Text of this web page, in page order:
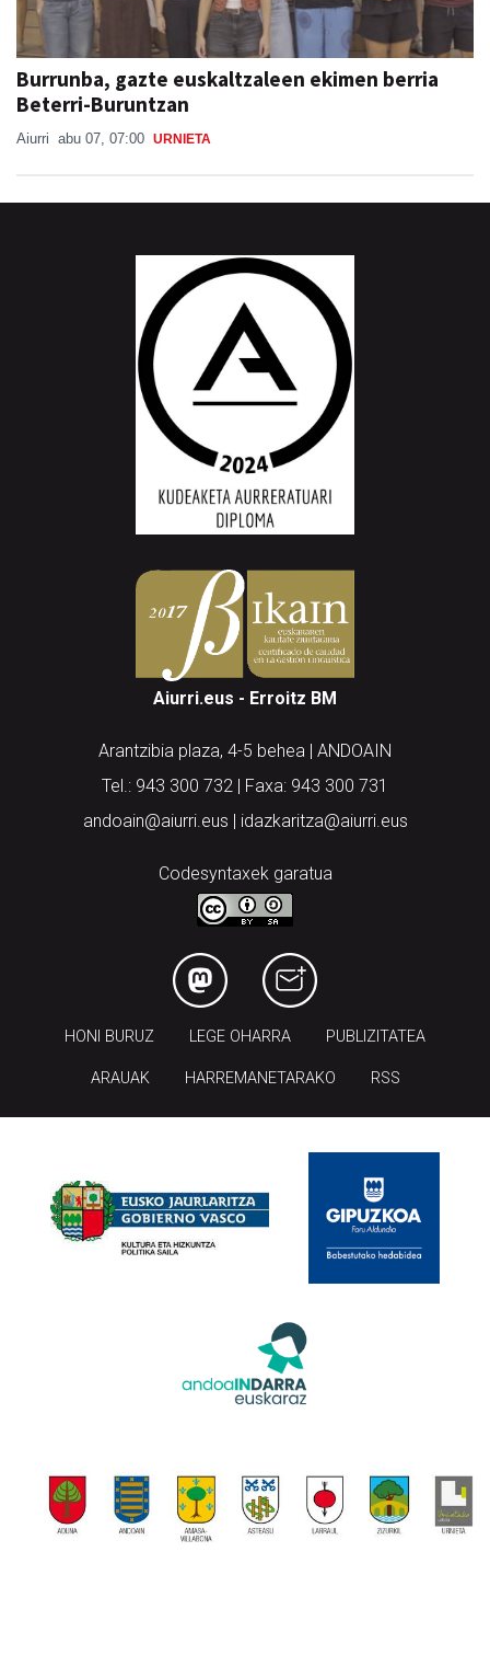
Burrunba, gazte euskaltzaleen ekimen berria
Beterri-Buruntzan
Aiurri abu 07, 07:00 URNIETA
Aiurri.eus - Erroitz BM
Arantzibia plaza, 4-5 behea | ANDOAIN
Tel.: 943 300 732 | Faxa: 943 300 731
andoain@aiurri.eus | idazkaritza@aiurri.eus
Codesyntaxek garatua
HONI BURUZ LEGE OHARRA PUBLIZITATEA
ARAUAK HARREMANETARAKO RSS